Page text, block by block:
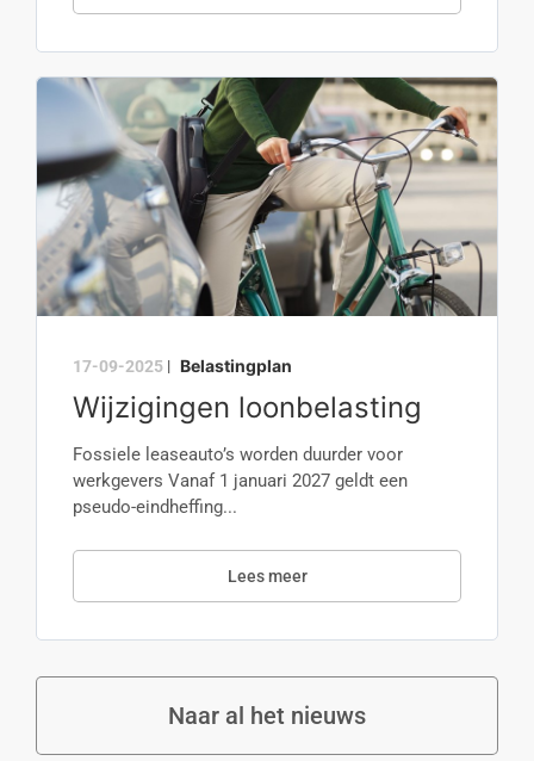
17-09-2025 | Belastingplan
Wijzigingen loonbelasting
Fossiele leaseauto’s worden duurder voor
werkgevers Vanaf 1 januari 2027 geldt een
pseudo-eindheffing...
Lees meer
Naar al het nieuws